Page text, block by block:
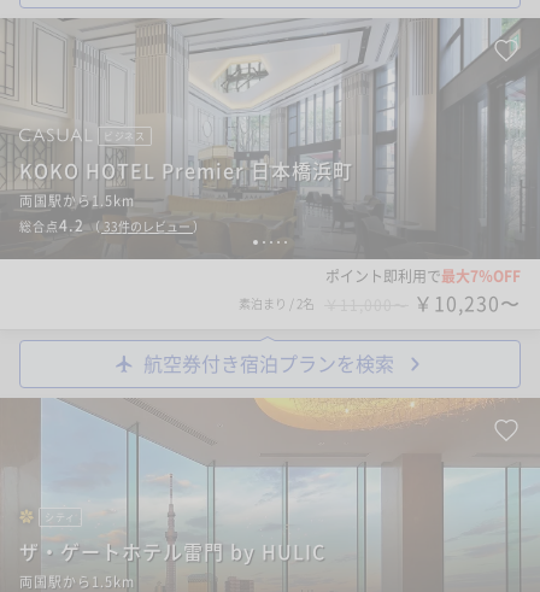
1 2 3 4 5
ビジネス
KOKO HOTEL Premier 日本橋浜町
両国駅から1.5km
総合点4.2 （ 33件のレビュー ）
ポイント即利用で最大7％OFF
素泊まり / 2名 ￥10,230〜
航空券付き宿泊プランを検索
シティ
ザ・ゲートホテル雷門 by HULIC
両国駅から1.5km